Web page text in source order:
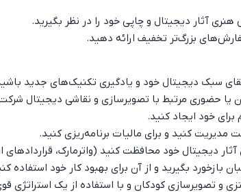
آثار دیجیتال و چاپی خود را در نظر بگیرید.
بزرگ‌تر تخفیف ارائه دهید.
سبک دیجیتال خود و یادگیری تکنیک‌های جدید
یا حضوری مرتبط با تصویرسازی و نقاشی دیجیتال
خود ایجاد کنید.
کنید و برای مالیات برنامه‌ریزی کنید.
دیجیتال خود محافظت کنید (واترمارک، قراردادهای
بازخورد بگیرید و از آن برای بهبود کار خود استفاده
و تصویرسازی کودکان و با استفاده از یک استراتژی